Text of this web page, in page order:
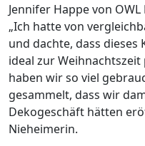
Jennifer Happe von
„Ich hatte von
und dachte, dass dieses
ideal zur
haben wir so viel
gesammelt, dass wir
Dekogeschäft hätten
Nieheimerin.